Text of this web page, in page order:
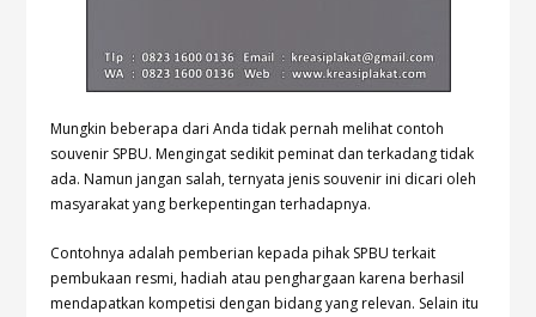
Mungkin beberapa dari Anda tidak pernah melihat contoh
souvenir SPBU. Mengingat sedikit peminat dan terkadang tidak
ada. Namun jangan salah, ternyata jenis souvenir ini dicari oleh
masyarakat yang berkepentingan terhadapnya.
Contohnya adalah pemberian kepada pihak SPBU terkait
pembukaan resmi, hadiah atau penghargaan karena berhasil
mendapatkan kompetisi dengan bidang yang relevan. Selain itu